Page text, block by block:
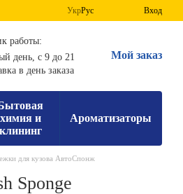
УкрРус Вход
работы:
день, с 9 до 21
в день заказа
Мой заказ
химия и
клининг
Ароматизаторы
для кузова АвтоСпонж
Sponge